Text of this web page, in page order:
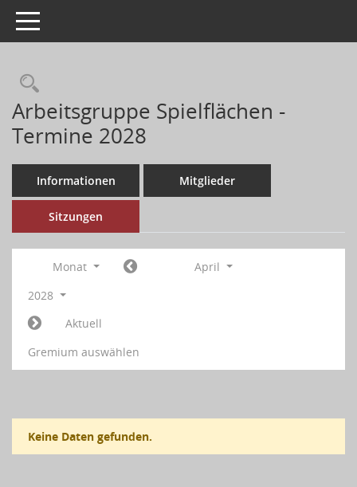
Toggle navigation
Arbeitsgruppe Spielflächen -
Termine 2028
Informationen Mitglieder
Sitzungen
Monat
April
2028
Aktuell
Gremium auswählen
Keine Daten gefunden.